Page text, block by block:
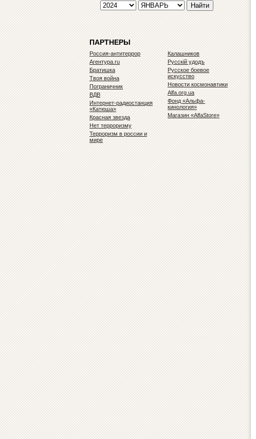
ПАРТНЕРЫ
Россия-антитеррор
Агентура.ru
Братишка
Твоя война
Пограничник
ВДВ
Интернет-радиостанция
«Катюша»
Красная звезда
Нет терроризму
Терроризм в россии и
мире
Калашников
Русскiй удодъ
Русское боевое
искусство
Новости космонавтики
Alfa.org.ua
Фонд «Альфа-
кинология»
Магазин «AlfaStore»